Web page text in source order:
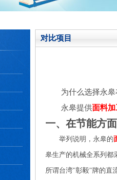
对比项目
为什么选择永皋
永皋提供面料
一、在节能方面
举列说明，永皋的
皋生产的机械全系列都
所谓台湾"彰毅"牌的直